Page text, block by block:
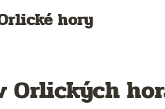
hory
Orlických